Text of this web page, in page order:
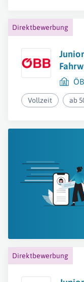
Direktbewerbung
Vollzeit ab
Direktbewerbung